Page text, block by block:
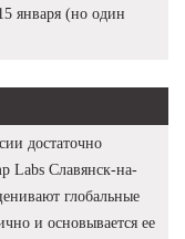
января (но один
достаточно
Labs Славянск-на-
глобальные
и основывается ее